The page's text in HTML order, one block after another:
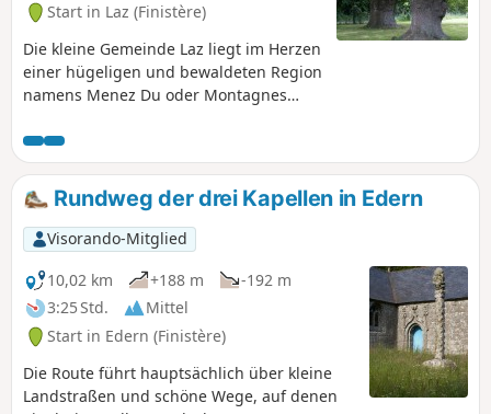
Start in Laz (Finistère)
Die kleine Gemeinde Laz liegt im Herzen
einer hügeligen und bewaldeten Region
namens Menez Du oder Montagnes
Route, die von Bergrücken und
Felsvorsprüngen geprägt ist, bietet
auch herrliche Ausblicke auf das Becken
von Châteaulin, durch das die
kanalisierte Aulne fließt, und die Monts
d'Arrée.
Rundweg der drei Kapellen in Edern
Visorando-Mitglied
10,02 km
+188 m
-192 m
3:25 Std.
Mittel
Start in Edern (Finistère)
Die Route führt hauptsächlich über kleine
Landstraßen und schöne Wege, auf denen